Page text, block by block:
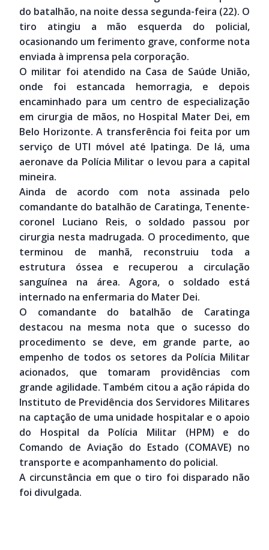
do batalhão, na noite dessa segunda-feira (22). O
tiro atingiu a mão esquerda do policial,
ocasionando um ferimento grave, conforme nota
enviada à imprensa pela corporação.
O militar foi atendido na Casa de Saúde União,
onde foi estancada hemorragia, e depois
encaminhado para um centro de especialização
em cirurgia de mãos, no Hospital Mater Dei, em
Belo Horizonte. A transferência foi feita por um
serviço de UTI móvel até Ipatinga. De lá, uma
aeronave da Polícia Militar o levou para a capital
mineira.
Ainda de acordo com nota assinada pelo
comandante do batalhão de Caratinga, Tenente-
coronel Luciano Reis, o soldado passou por
cirurgia nesta madrugada. O procedimento, que
terminou de manhã, reconstruiu toda a
estrutura óssea e recuperou a circulação
sanguínea na área. Agora, o soldado está
internado na enfermaria do Mater Dei.
O comandante do batalhão de Caratinga
destacou na mesma nota que o sucesso do
procedimento se deve, em grande parte, ao
empenho de todos os setores da Polícia Militar
acionados, que tomaram providências com
grande agilidade. Também citou a ação rápida do
Instituto de Previdência dos Servidores Militares
na captação de uma unidade hospitalar e o apoio
do Hospital da Polícia Militar (HPM) e do
Comando de Aviação do Estado (COMAVE) no
transporte e acompanhamento do policial.
A circunstância em que o tiro foi disparado não
foi divulgada.